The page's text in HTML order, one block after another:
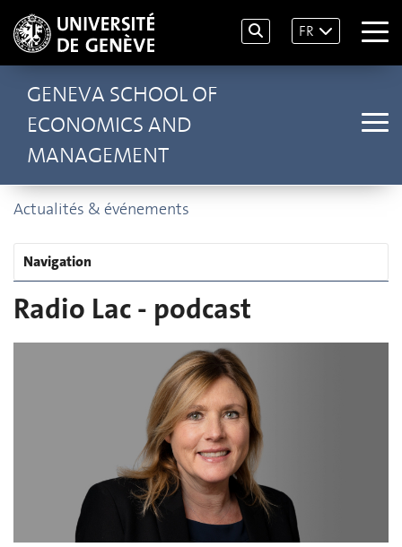
FR
GENEVA SCHOOL OF
ECONOMICS AND
MANAGEMENT
Actualités & événements
Navigation
Radio Lac - podcast